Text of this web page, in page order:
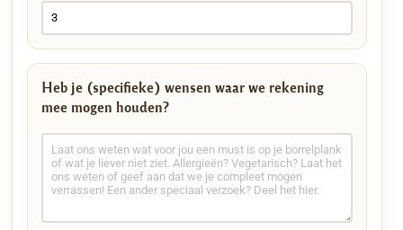
Heb je (specifieke) wensen waar we rekening
mee mogen houden?